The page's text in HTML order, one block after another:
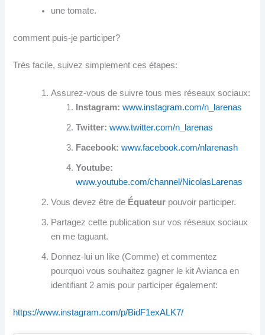
une tomate.
comment puis-je participer?
Très facile, suivez simplement ces étapes:
Assurez-vous de suivre tous mes réseaux sociaux:
Instagram: www.instagram.com/n_larenas
Twitter: www.twitter.com/n_larenas
Facebook: www.facebook.com/nlarenash
Youtube:
www.youtube.com/channel/NicolasLarenas
Vous devez être de Équateur pouvoir participer.
Partagez cette publication sur vos réseaux sociaux
en me taguant.
Donnez-lui un like (Comme) et commentez
pourquoi vous souhaitez gagner le kit Avianca en
identifiant 2 amis pour participer également:
https://www.instagram.com/p/BidF1exALK7/